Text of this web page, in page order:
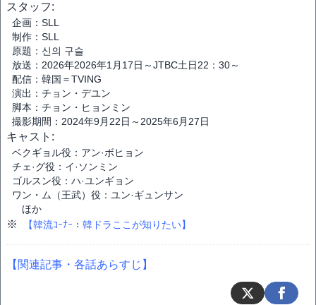
スタッフ:
企画：SLL
制作：SLL
原題：신의 구슬
放送：2026年2026年1月17日～JTBC土日22：30～
配信：韓国＝TVING
演出：チョン・デユン
脚本：チョン・ヒョンミン
撮影期間：2024年9月22日～2025年6月27日
キャスト:
ベクギョル役：アン·ボヒョン
チェ·グ役：イ·ソンミン
ゴルスン役：ハ·ユンギョン
ワン・ム（王武）役：ユン·ギュンサン
ほか
※ 【韓流ｺｰﾅｰ：韓ドラここが知りたい】
【関連記事・各話あらすじ】